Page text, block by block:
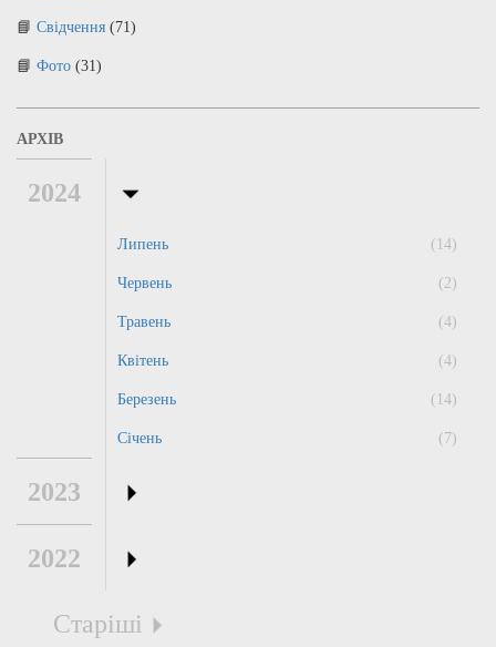
Свідчення (71)
Фото (31)
АРХІВ
2024
Липень (14)
Червень (2)
Травень (4)
Квітень (4)
Березень (14)
Січень (7)
2023
2022
Старіші